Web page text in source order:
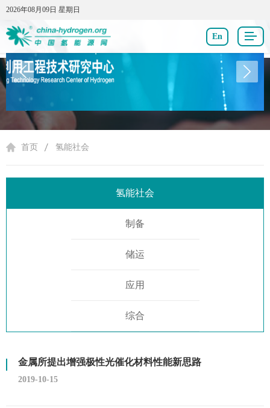
2026年08月09日 星期日
2026年08月09日 星期日
En
首页 氢能社会
氢能社会
制备
储运
应用
综合
金属所提出增强极性光催化材料性能新思路
2019-10-15